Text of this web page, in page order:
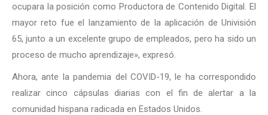
ocupara la posición como Productora de Contenido Digital. El
mayor reto fue el lanzamiento de la aplicación de Univisión
65, junto a un excelente grupo de empleados, pero ha sido un
proceso de mucho aprendizaje», expresó.
Ahora, ante la pandemia del COVID-19, le ha correspondido
realizar cinco cápsulas diarias con el fin de alertar a la
comunidad hispana radicada en Estados Unidos.